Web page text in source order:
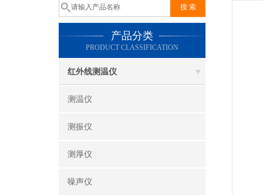
产品分类
PRODUCT CLASSIFICATION
红外线测温仪
测温仪
测振仪
测厚仪
噪声仪